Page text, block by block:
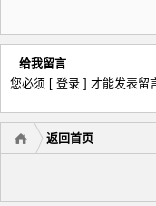
给我留言
您必须 [ 登录 ] 才能发表留
返回首页